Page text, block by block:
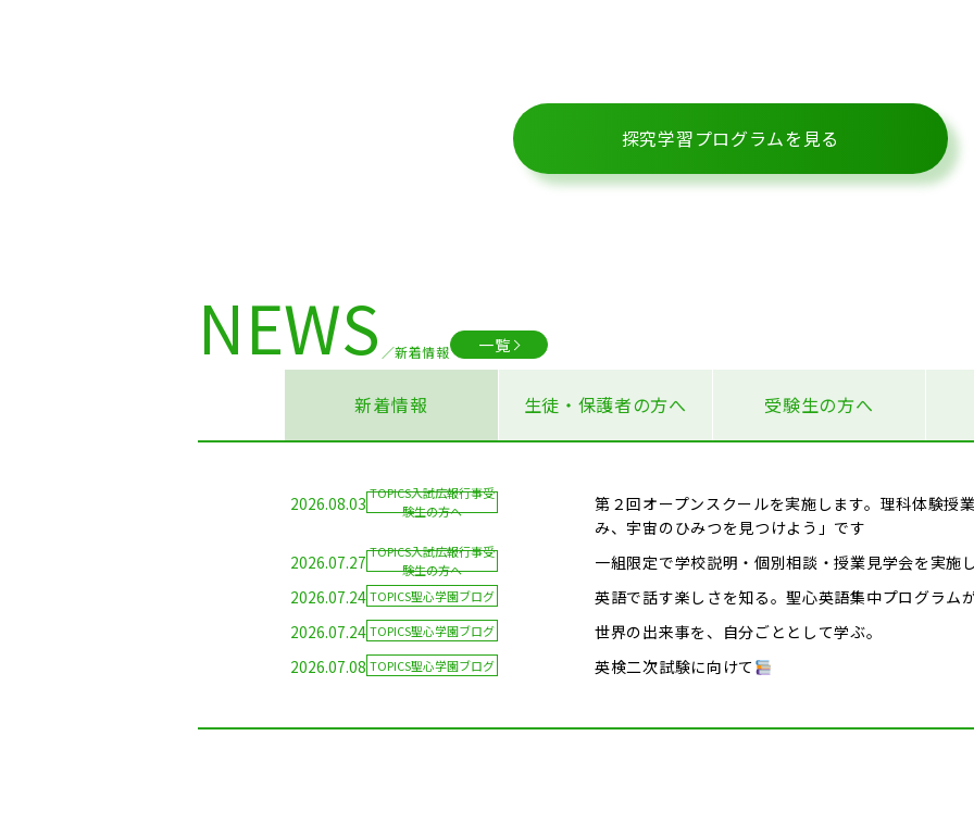
探究学習プログラムを見る
NEWS 新着情報 一覧
新着情報 生徒・保護者の方へ 受験生の方へ
2026.08.03 TOPICS入試広報行事受
験生の方へ
第２回オープンスクールを実施します。理科体験授
み、宇宙のひみつを見つけよう」です
2026.07.27 TOPICS入試広報行事受
験生の方へ
一組限定で学校説明・個別相談・授業見学会を実施
2026.07.24TOPICS聖心学園ブログ
英語で話す楽しさを知る。聖心英語集中プログラム
2026.07.24TOPICS聖心学園ブログ
世界の出来事を、自分ごととして学ぶ。
2026.07.08 TOPICS聖心学園ブログ 英検二次試験に向けて